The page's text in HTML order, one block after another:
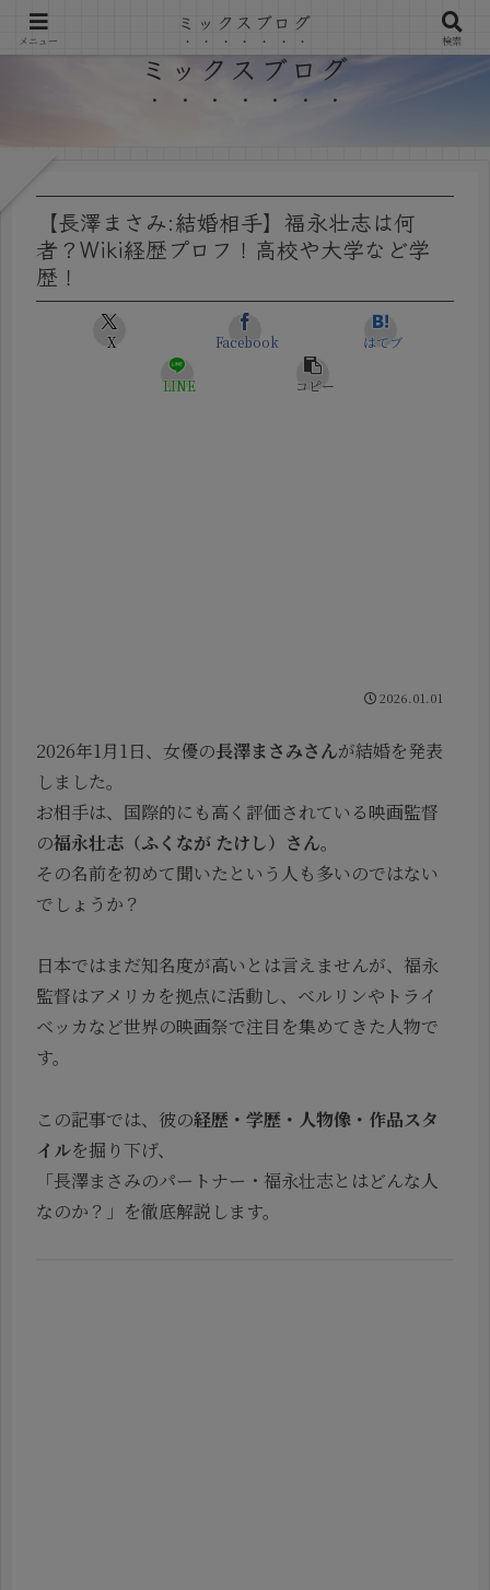
ミックスブログ
【長澤まさみ:結婚相手】福永壮志は何
者？Wiki経歴プロフ！高校や大学など学
歴！
X Facebook はてブ
LINE コピー
2026.01.01
2026年1月1日、女優の長澤まさみさんが結婚を発表
しました。
お相手は、国際的にも高く評価されている映画監督
の福永壮志（ふくなが たけし）さん。
その名前を初めて聞いたという人も多いのではない
でしょうか？
日本ではまだ知名度が高いとは言えませんが、福永
監督はアメリカを拠点に活動し、ベルリンやトライ
ベッカなど世界の映画祭で注目を集めてきた人物で
す。
この記事では、彼の経歴・学歴・人物像・作品スタ
イルを掘り下げ、
「長澤まさみのパートナー・福永壮志とはどんな人
なのか？」を徹底解説します。
メニュー
ミックスブログ
検索